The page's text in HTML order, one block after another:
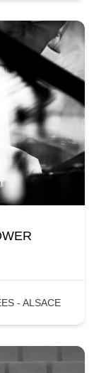
- ALSACE